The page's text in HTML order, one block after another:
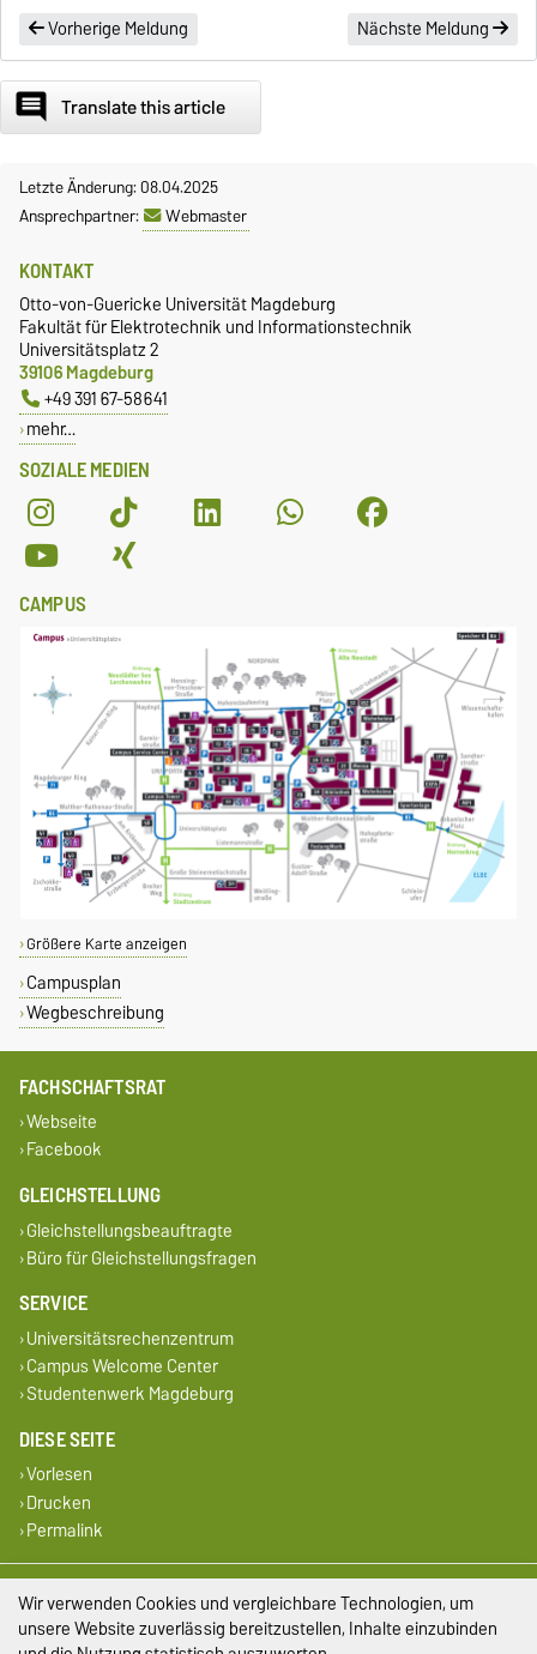
Vorherige Meldung Nächste Meldung
comment Translate this article
Letzte Änderung: 08.04.2025
Ansprechpartner:
Webmaster
SOZIALE MEDIEN
KONTAKT
Otto-von-Guericke Universität Magdeburg
Fakultät für Elektrotechnik und Informationstechnik
Universitätsplatz 2
39106 Magdeburg
+49 391 67-58641
mehr…
CAMPUS
Größere Karte anzeigen
Campusplan
Wegbeschreibung
FACHSCHAFTSRAT
Webseite
Facebook
GLEICHSTELLUNG
Gleichstellungsbeauftragte
Büro für Gleichstellungsfragen
SERVICE
Universitätsrechenzentrum
Campus Welcome Center
Studentenwerk Magdeburg
DIESE SEITE
Vorlesen
Drucken
Permalink
Impressum
Datenschutz
Wir verwenden Cookies und vergleichbare Technologien, um
unsere Website zuverlässig bereitzustellen, Inhalte einzubinden